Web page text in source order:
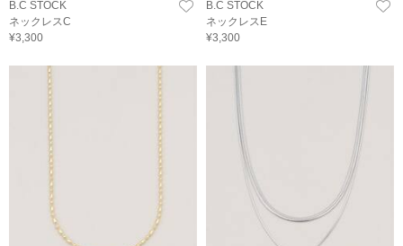
B.C STOCK
ネックレスC
¥3,300
B.C STOCK
ネックレスE
¥3,300